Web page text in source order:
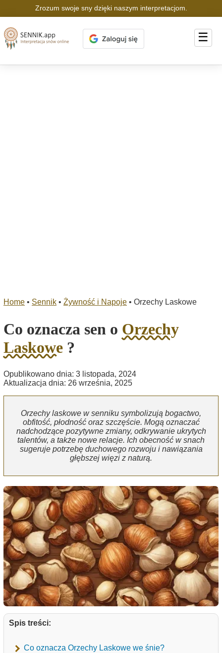
Zrozum swoje sny dzięki naszym interpretacjom.
☰
Home • Sennik • Żywność i Napoje • Orzechy Laskowe
Co oznacza sen o Orzechy
Laskowe ?
Opublikowano dnia: 3 listopada, 2024
Aktualizacja dnia: 26 września, 2025
Orzechy laskowe w senniku symbolizują bogactwo,
obfitość, płodność oraz szczęście. Mogą oznaczać
nadchodzące pozytywne zmiany, odkrywanie ukrytych
talentów, a także nowe relacje. Ich obecność w snach
sugeruje potrzebę duchowego rozwoju i nawiązania
głębszej więzi z naturą.
Spis treści:
Co oznacza Orzechy Laskowe we śnie?